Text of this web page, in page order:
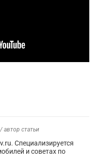
/ автор статьи
Специализируется
и советах по